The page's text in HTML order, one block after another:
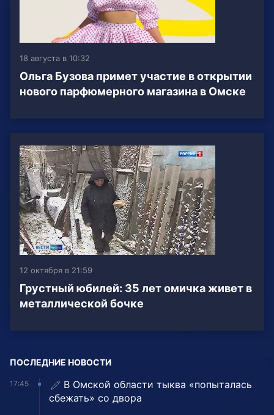
18 августа в 10:32
Ольга Бузова примет участие в открытии
нового парфюмерного магазина в Омске
12 октября в 21:59
Грустный юбилей: 35 лет омичка живет в
металлической бочке
ПОСЛЕДНИЕ НОВОСТИ
17:45
В Омской области тыква «попыталась
сбежать» со двора